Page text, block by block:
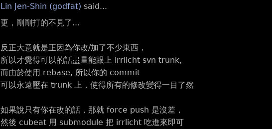
Lin Jen-Shin (godfat) said...
更，剛剛打的不見了...
反正大意就是正因為你改/加了不少東西，
所以才覺得可以的話盡量能跟上 irrlicht svn trunk,
而由於使用 rebase, 所以你的 commit
可以永遠壓在 trunk 上，使得所有的修改變得一目了然
如果說只有你在改的話，那就 force push 是沒差，
然後 cubeat 用 submodule 把 irrlicht 吃進來即可